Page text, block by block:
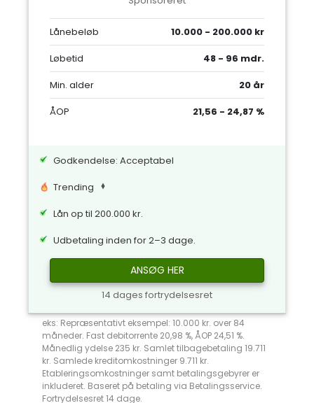
Lånebeløb
10.000 - 200.000 kr
Løbetid
48 - 96 mdr.
Min. alder
20 år
ÅOP
21,56 - 24,87 %
Godkendelse: Acceptabel
Trending
Lån op til 200.000 kr.
Udbetaling inden for 2–3 dage.
ANSØG HER
14 dages fortrydelsesret
eks: Repræsentativt eksempel: 10.000 kr. over 84
måneder. Fast debitorrente 20,98 %, ÅOP 24,51 %.
Månedlig ydelse 235 kr. Samlet tilbagebetaling 19.711
kr. Samlede kreditomkostninger 9.711 kr.
Etableringsomkostninger samt betalingsgebyrer er
inkluderet. Baseret på betaling via Betalingsservice.
Fortrydelsesret 14 dage.